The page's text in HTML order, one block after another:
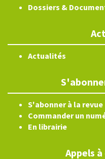
Dossiers &
Actualités
S'abonner à la revue
Commander un
En librairie
Appels